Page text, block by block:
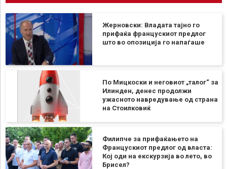
Жерновски: Владата тајно го
прифаќа францускиот предлог
што во опозиција го напаѓаше
По Мицкоски и неговиот „талог“ за
Илинден, денес продолжи
ужасното навредување од страна
на Стоилковиќ
Филипче за прифаќањето на
Францускиот предлог од власта:
Кој оди на екскурзија во лето, во
Брисел?